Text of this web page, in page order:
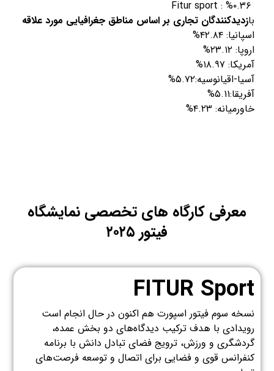
ﺑﺎزدﯾﺪﮐﻨﻨﺪﮔﺎن ﺗﺠﺎری ﺑﺮ اﺳﺎس ﻣﻨﺎﻃﻖ ﺟﻐﺮاﻓﯿﺎﯾﯽ ﻣﻮرد ﻋﻼﻗﻪ
اسپانیا: ۴۲.۸۴%
اروپا: ۲۳.۱۲%
آمریکا: ۱۸.۹۷%
آسیا-اقیانوسیه:۵.۷۲%
آفریقا:۵.۱۱%
خاورمیانه: ۴.۲۳%
معرفی کارگاه های تخصصی نمایشگاه
فیتور ۲۰۲۵
FITUR Sport
نسخه سوم فیتور اسپورت هم اکنون در حال انجام است
رویدادی با هدف ترکیب دیدگاه‌های دو بخش عمده،
گردشگری و ورزش، ترویج فضای تبادل دانش با برنامه
کنفرانس قوی و فضایی برای اتصال و توسعه فرصت‌های